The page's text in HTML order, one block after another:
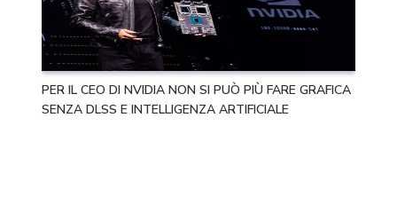
PER IL CEO DI NVIDIA NON SI PUÒ PIÙ FARE GRAFICA
SENZA DLSS E INTELLIGENZA ARTIFICIALE